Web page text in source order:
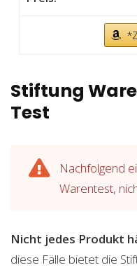
Stiftung
Test
Nachfolgend
Warentest,
Nicht jedes Produkt
diese Fälle bietet die